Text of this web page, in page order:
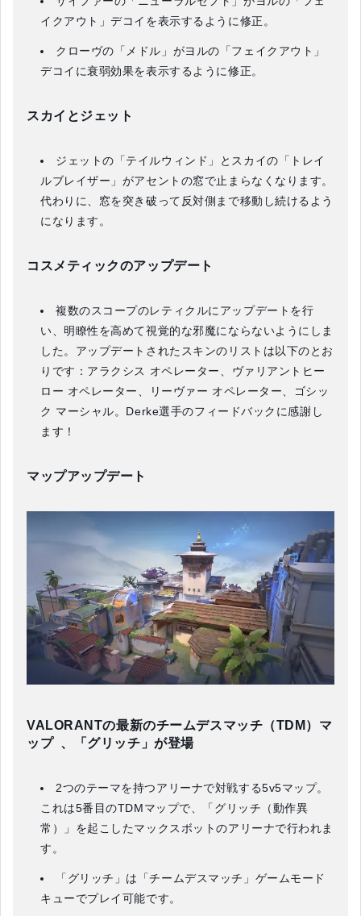
イクアウト」デコイを表示するように修正。
クローヴの「メドル」がヨルの「フェイクアウト」
デコイに衰弱効果を表示するように修正。
スカイとジェット
ジェットの「テイルウィンド」とスカイの「トレイ
ルブレイザー」がアセントの窓で止まらなくなります。
代わりに、窓を突き破って反対側まで移動し続けるよう
になります。
コスメティックのアップデート
複数のスコープのレティクルにアップデートを行
い、明瞭性を高めて視覚的な邪魔にならないようにしま
した。アップデートされたスキンのリストは以下のとお
りです：アラクシス オペレーター、ヴァリアントヒー
ロー オペレーター、リーヴァー オペレーター、ゴシッ
ク マーシャル。Derke選手のフィードバックに感謝し
ます！
マップアップデート
VALORANTの最新のチームデスマッチ（TDM）マ
ップ 、「グリッチ」が登場
2つのテーマを持つアリーナで対戦する5v5マップ。
これは5番目のTDMマップで、「グリッチ（動作異
常）」を起こしたマックスボットのアリーナで行われま
す。
「グリッチ」は「チームデスマッチ」ゲームモード
キューでプレイ可能です。